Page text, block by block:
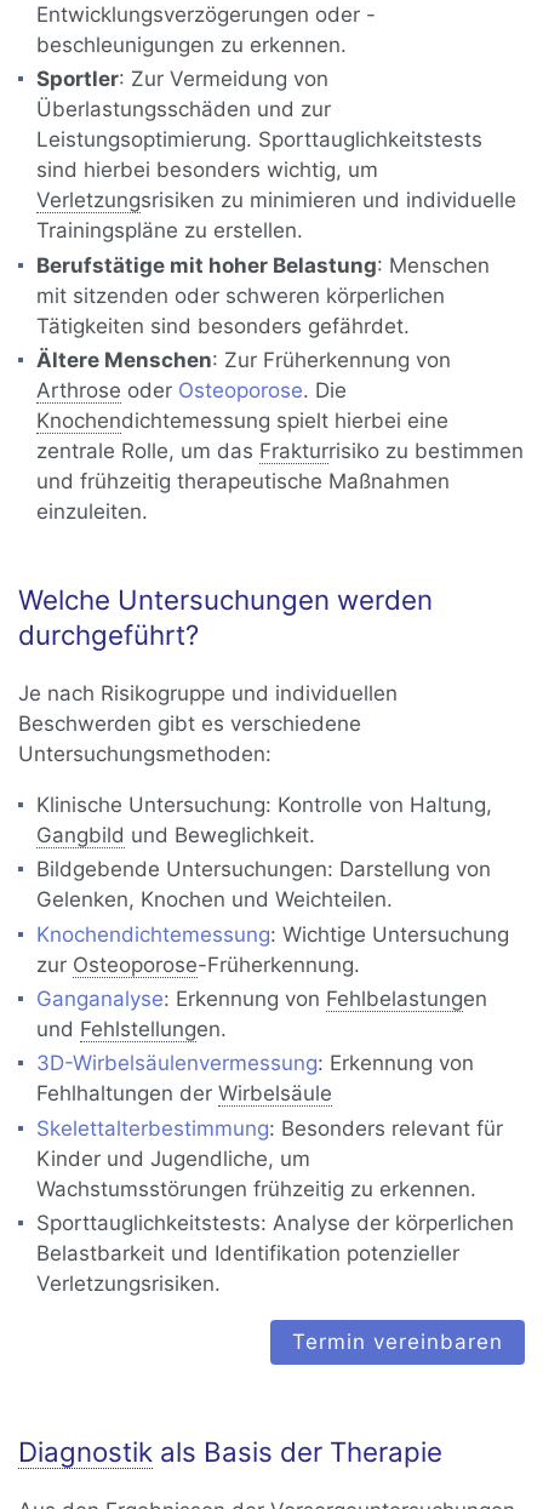
Entwicklungsverzögerungen oder -
beschleunigungen zu erkennen.
Sportler: Zur Vermeidung von
Überlastungsschäden und zur
Leistungsoptimierung. Sporttauglichkeitstests
sind hierbei besonders wichtig, um
Verletzungsrisiken zu minimieren und individuelle
Trainingspläne zu erstellen.
Berufstätige mit hoher Belastung: Menschen
mit sitzenden oder schweren körperlichen
Tätigkeiten sind besonders gefährdet.
Ältere Menschen: Zur Früherkennung von
Arthrose oder Osteoporose. Die
Knochendichtemessung spielt hierbei eine
zentrale Rolle, um das Frakturrisiko zu bestimmen
und frühzeitig therapeutische Maßnahmen
einzuleiten.
Welche Untersuchungen werden
durchgeführt?
Je nach Risikogruppe und individuellen
Beschwerden gibt es verschiedene
Untersuchungsmethoden:
Klinische Untersuchung: Kontrolle von Haltung,
Gangbild und Beweglichkeit.
Bildgebende Untersuchungen: Darstellung von
Gelenken, Knochen und Weichteilen.
Knochendichtemessung: Wichtige Untersuchung
zur Osteoporose-Früherkennung.
Ganganalyse: Erkennung von Fehlbelastungen
und Fehlstellungen.
3D-Wirbelsäulenvermessung: Erkennung von
Fehlhaltungen derWirbelsäule
Skelettalterbestimmung: Besonders relevant für
Kinder und Jugendliche, um
Wachstumsstörungen frühzeitig zu erkennen.
Sporttauglichkeitstests: Analyse der körperlichen
Belastbarkeit und Identifikation potenzieller
Verletzungsrisiken.
Termin vereinbaren
Diagnostik als Basis der Therapie